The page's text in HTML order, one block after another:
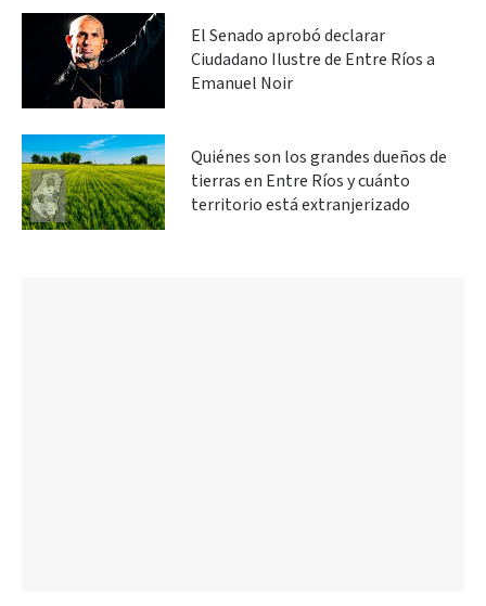
El Senado aprobó declarar
Ciudadano Ilustre de Entre Ríos a
Emanuel Noir
Quiénes son los grandes dueños de
tierras en Entre Ríos y cuánto
territorio está extranjerizado